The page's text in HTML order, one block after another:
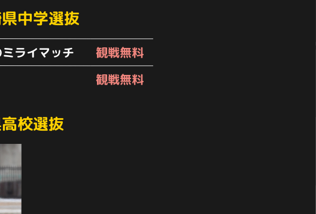
中学選抜
ライマッチ 観戦無料
観戦無料
校選抜